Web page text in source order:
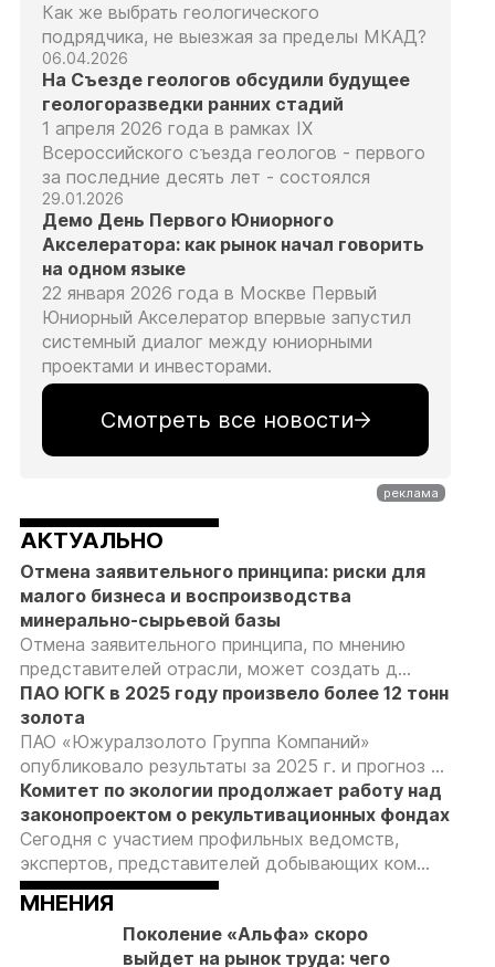
Как же выбрать геологического
подрядчика, не выезжая за пределы МКАД?
06.04.2026
На Съезде геологов обсудили будущее
геологоразведки ранних стадий
1 апреля 2026 года в рамках IX
Всероссийского съезда геологов - первого
за последние десять лет - состоялся
29.01.2026
Демо День Первого Юниорного
Акселератора: как рынок начал говорить
на одном языке
22 января 2026 года в Москве Первый
Юниорный Акселератор впервые запустил
системный диалог между юниорными
проектами и инвесторами.
Смотреть все новости
АКТУАЛЬНО
Отмена заявительного принципа: риски для
малого бизнеса и воспроизводства
минерально-сырьевой базы
Отмена заявительного принципа, по мнению
представителей отрасли, может создать д...
ПАО ЮГК в 2025 году произвело более 12 тонн
золота
ПАО «Южуралзолото Группа Компаний»
опубликовало результаты за 2025 г. и прогноз ...
Комитет по экологии продолжает работу над
законопроектом о рекультивационных фондах
Сегодня с участием профильных ведомств,
экспертов, представителей добывающих ком...
МНЕНИЯ
Поколение «Альфа» скоро
выйдет на рынок труда: чего